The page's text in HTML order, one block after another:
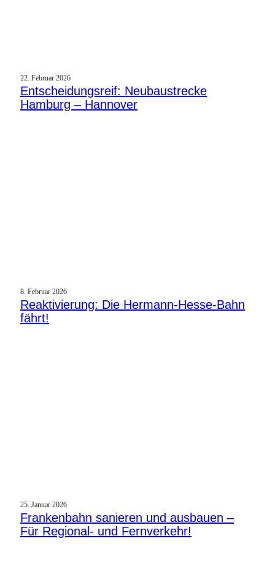
22. Februar 2026
Entscheidungsreif: Neubaustrecke
Hamburg – Hannover
8. Februar 2026
Reaktivierung: Die Hermann-Hesse-Bahn
fährt!
25. Januar 2026
Frankenbahn sanieren und ausbauen –
Für Regional- und Fernverkehr!